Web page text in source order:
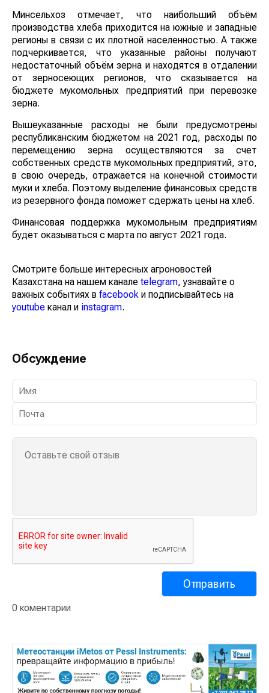
Минсельхоз отмечает, что наибольший объём
производства хлеба приходится на южные и западные
регионы в связи с их плотной населенностью. А также
подчеркивается, что указанные районы получают
недостаточный объём зерна и находятся в отдалении
от зерносеющих регионов, что сказывается на
бюджете мукомольных предприятий при перевозке
зерна.
Вышеуказанные расходы не были предусмотрены
республиканским бюджетом на 2021 год, расходы по
перемещению зерна осуществляются за счет
собственных средств мукомольных предприятий, это,
в свою очередь, отражается на конечной стоимости
муки и хлеба. Поэтому выделение финансовых средств
из резервного фонда поможет сдержать цены на хлеб.
Финансовая поддержка мукомольным предприятиям
будет оказываться с марта по август 2021 года.
Смотрите больше интересных агроновостей
Казахстана на нашем канале telegram, узнавайте о
важных событиях в facebook и подписывайтесь на
youtube канал и instagram.
Обсуждение
0 коментарии